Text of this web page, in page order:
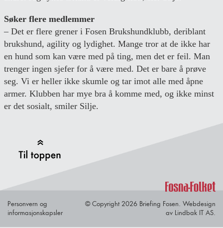
Søker flere medlemmer
– Det er flere grener i Fosen Brukshundklubb, deriblant
brukshund, agility og lydighet. Mange tror at de ikke har
en hund som kan være med på ting, men det er feil. Man
trenger ingen sjefer for å være med. Det er bare å prøve
seg. Vi er heller ikke skumle og tar imot alle med åpne
armer. Klubben har mye bra å komme med, og ikke minst
er det sosialt, smiler Silje.
Personvern og
informasjonskapsler
© Copyright 2026 Briefing Fosen. Webdesign
av Lindbak IT AS.